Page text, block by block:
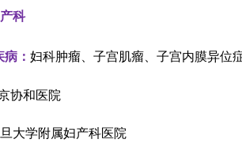
科
： 妇科肿瘤、子宫肌瘤、子宫内膜异位
协和医院
大学附属妇产科医院